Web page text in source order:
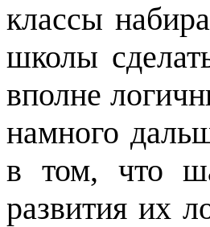
классы
школы
вполне
намного
в том, что
развития их